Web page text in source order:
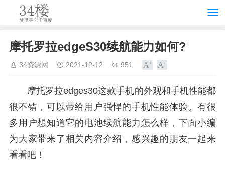
摩托罗拉edgeS30续航能力如何?
34资源网 2021-12-12 951
摩托罗拉edges30这款手机的外观和手机性能都
很不错，可以带给用户强悍的手机性能体验。有很
多用户想知道它的电池续航能力怎么样，下面小编
为大家带来了相关内容介绍，感兴趣的朋友一起来
看看吧！